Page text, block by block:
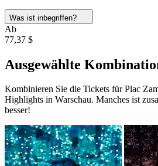
Was ist inbegriffen?
Ab
77,37 $
Ausgewählte
Kombinieren Sie die Tickets für Plac
Highlights in Warschau. Manches ist
besser!